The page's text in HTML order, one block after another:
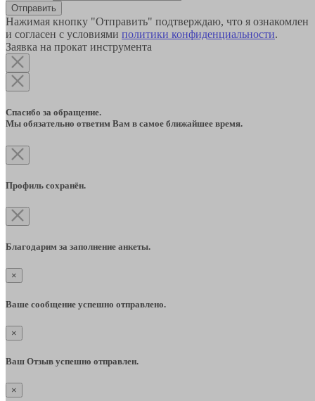
Отправить
Нажимая кнопку "Отправить" подтверждаю, что я ознакомлен
и согласен с условиями политики конфиденциальности.
Заявка на прокат инструмента
Спасибо за обращение.
Мы обязательно ответим Вам в самое ближайшее время.
Профиль сохранён.
Благодарим за заполнение анкеты.
×
Ваше сообщение успешно отправлено.
×
Ваш Отзыв успешно отправлен.
×